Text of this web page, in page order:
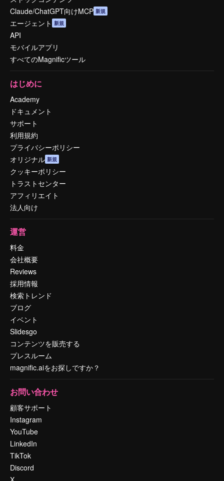
Claude/ChatGPT向けMCP 新規
エージェント 新規
API
モバイルアプリ
すべてのMagnificツール
はじめに
Academy
ドキュメント
サポート
利用規約
プライバシーポリシー
オリジナル 新規
クッキーポリシー
トラストセンター
アフィリエイト
法人向け
運営
料金
会社概要
Reviews
採用情報
検索トレンド
ブログ
イベント
Slidesgo
コンテンツを販売する
プレスルーム
magnific.aiをお探しですか？
お問い合わせ
顧客サポート
Instagram
YouTube
LinkedIn
TikTok
Discord